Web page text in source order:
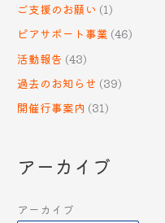
ご支援のお願い (1)
ピアサポート事業 (46)
活動報告 (43)
過去のお知らせ (39)
開催行事案内 (31)
アーカイブ
アーカイブ